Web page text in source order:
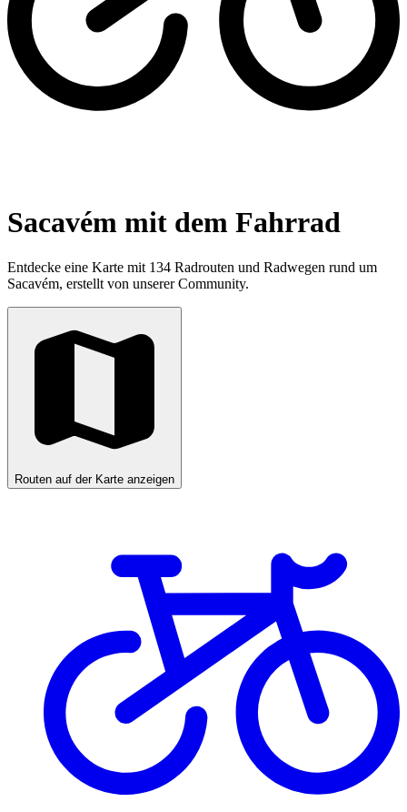
Sacavém mit dem Fahrrad
Entdecke eine Karte mit 134 Radrouten und Radwegen rund um
Sacavém, erstellt von unserer Community.
Routen auf der Karte anzeigen